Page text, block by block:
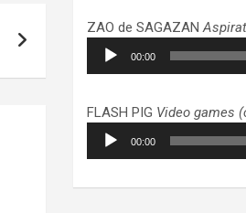
ZAO de SAGAZAN
Lecteur
audio
00:00
FLASH PIG Video games
Lecteur
audio
00:00